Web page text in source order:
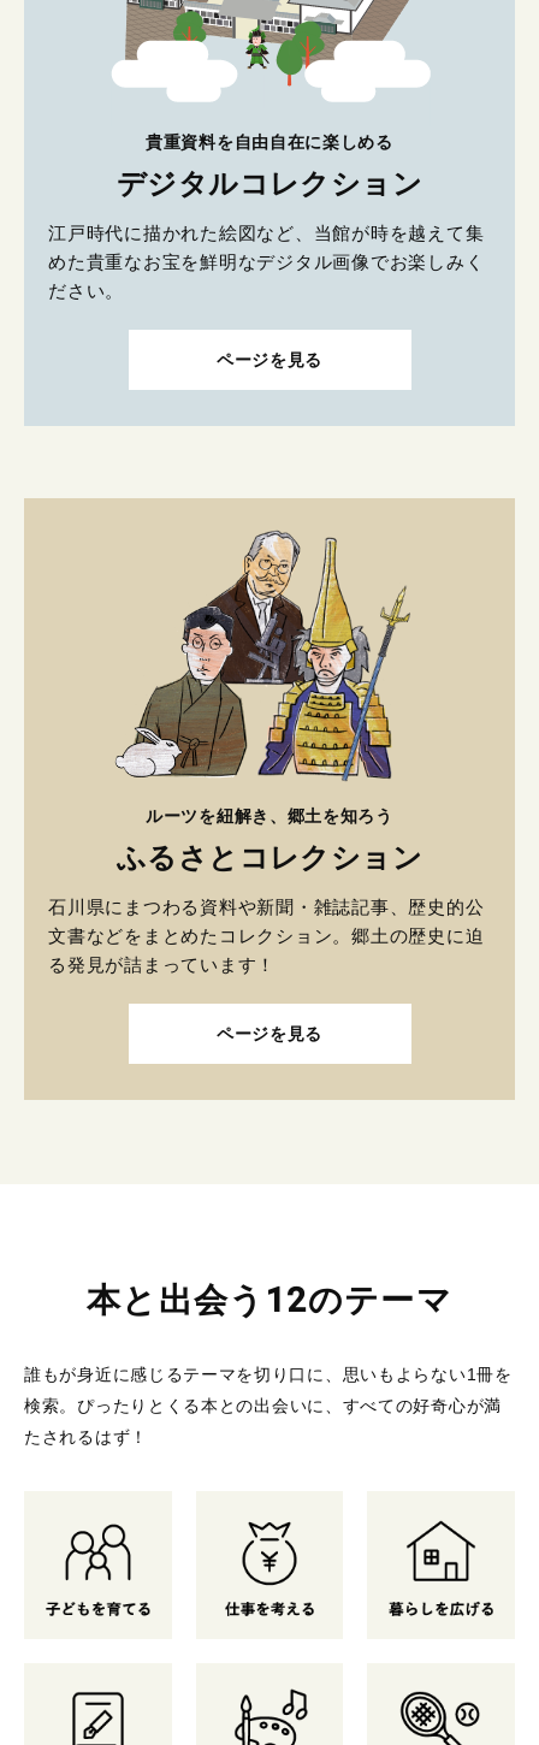
貴重資料を自由自在に楽しめる
デジタルコレクション
江戸時代に描かれた絵図など、当館が時を越えて集
めた貴重なお宝を鮮明なデジタル画像でお楽しみく
ださい。
ページを見る
ルーツを紐解き、郷土を知ろう
ふるさとコレクション
石川県にまつわる資料や新聞・雑誌記事、歴史的公
文書などをまとめたコレクション。郷土の歴史に迫
る発見が詰まっています！
ページを見る
本と出会う12のテーマ
誰もが身近に感じるテーマを切り口に、思いもよらない1冊を
検索。 ぴったりとくる本との出会いに、すべての好奇心が満
たされるはず！